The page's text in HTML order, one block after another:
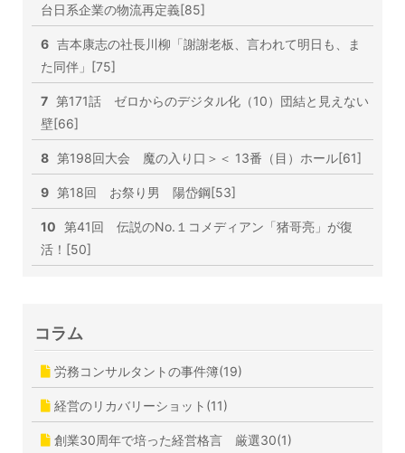
台日系企業の物流再定義[85]
6 吉本康志の社長川柳「謝謝老板、言われて明日も、ま
た同伴」[75]
7 第171話 ゼロからのデジタル化（10）団結と見えない
壁[66]
8 第198回大会 魔の入り口＞＜ 13番（目）ホール[61]
9 第18回 お祭り男 陽岱鋼[53]
10 第41回 伝説のNo.１コメディアン「猪哥亮」が復
活！[50]
コラム
労務コンサルタントの事件簿(19)
経営のリカバリーショット(11)
創業30周年で培った経営格言 厳選30(1)